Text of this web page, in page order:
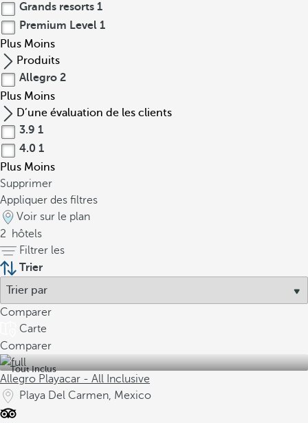
Grands resorts 1
Premium Level 1
Plus Moins
Produits
Allegro 2
Plus Moins
D’une évaluation de les clients
3.9 1
4.0 1
Plus Moins
Supprimer
Appliquer des filtres
Voir sur le plan
2
hôtels
Filtrer les
Trier
Comparer
Carte
Comparer
Tout Inclus
Allegro Playacar - All Inclusive
Playa Del Carmen, Mexico